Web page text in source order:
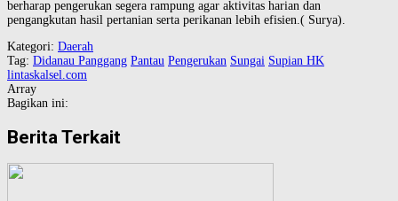
berharap pengerukan segera rampung agar aktivitas harian dan
pengangkutan hasil pertanian serta perikanan lebih efisien.( Surya).
Kategori: Daerah
Tag: Didanau Panggang Pantau Pengerukan Sungai Supian HK
lintaskalsel.com
Array
Bagikan ini:
Berita Terkait